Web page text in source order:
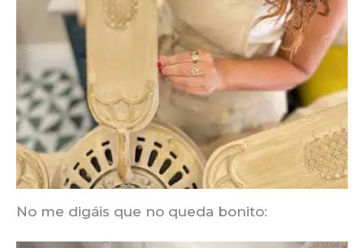
No me digáis que no queda bonito: